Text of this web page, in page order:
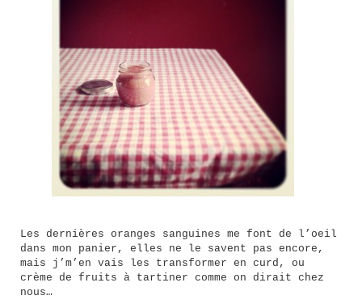
Les dernières oranges sanguines me font de l’oeil
dans mon panier, elles ne le savent pas encore,
mais j’m’en vais les transformer en curd, ou
crème de fruits à tartiner comme on dirait chez
nous…